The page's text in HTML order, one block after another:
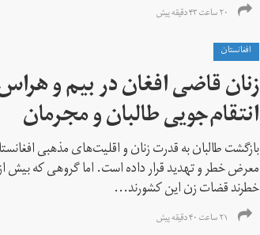
۲۰ ساعت ۴۳ دقیقه پیش
افغانستان
زنان قاضی افغان در بیم و
انتقام‌جویی طالبان و مجرمان
بازگشت طالبان به قدرت زنان و اقلیت‌های مذهبی
معرض خطر و تهدید قرار داده است. اما گروهی که بیش
خطرند قضات زن این کشورند...
۲۱ ساعت ۴۰ دقیقه پیش